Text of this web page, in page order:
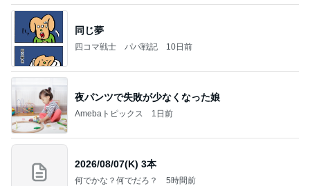
同じ夢
四コマ戦士 パパ戦記 10日前
夜パンツで失敗が少なくなった娘
Amebaトピックス 1日前
2026/08/07(K) 3本
何でかな？何でだろ？ 5時間前